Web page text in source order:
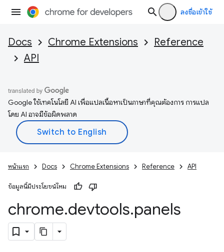
ลงชื่อเข้าใช้
Docs Chrome Extensions
Reference
API
Google ใช้เทคโนโลยี AI เพื่อแปลเนื้อหาเป็นภาษาที่คุณต้องการ การแปล
โดย AI อาจมีข้อผิดพลาด
หน้าแรก Docs Chrome Extensions Reference API
ข้อมูลนี้มีประโยชน์ไหม
chrome.devtools.panels